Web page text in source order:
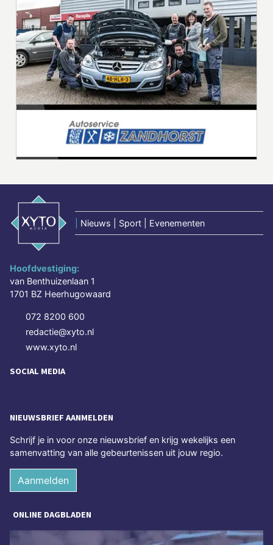
Nieuws | Sport | Evenementen
Hoofdvestiging:
van Benthuizenlaan 1
1701 BZ Heerhugowaard
072 8200 600
redactie@xyto.nl
www.xyto.nl
SOCIAL MEDIA
NIEUWSBRIEF AANMELDEN
Schrijf je in voor onze nieuwsbrief en krijg wekelijks een
samenvatting van alle gebeurtenissen uit jouw regio.
Aanmelden
ONLINE DAGBLADEN